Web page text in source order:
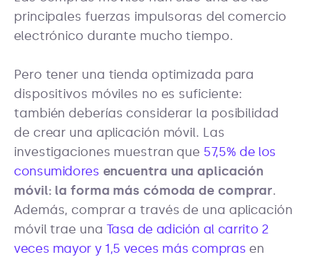
principales fuerzas impulsoras del comercio
electrónico durante mucho tiempo.
Pero tener una tienda optimizada para
dispositivos móviles no es suficiente:
también deberías considerar la posibilidad
de crear una aplicación móvil. Las
investigaciones muestran que 57,5% de los
consumidores encuentra una aplicación
móvil: la forma más cómoda de comprar.
Además, comprar a través de una aplicación
móvil trae una Tasa de adición al carrito 2
veces mayor y 1,5 veces más compras en